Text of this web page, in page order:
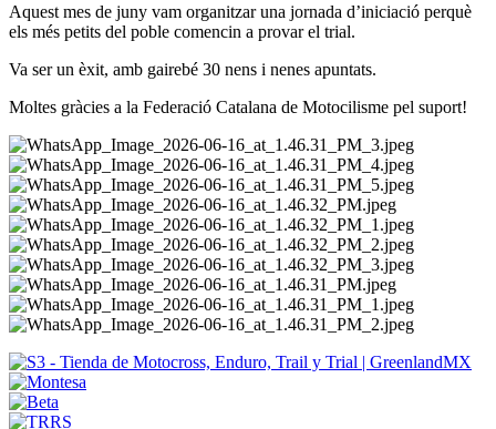
Aquest mes de juny vam organitzar una jornada d’iniciació perquè
els més petits del poble comencin a provar el trial.
Va ser un èxit, amb gairebé 30 nens i nenes apuntats.
Moltes gràcies a la Federació Catalana de Motocilisme pel suport!